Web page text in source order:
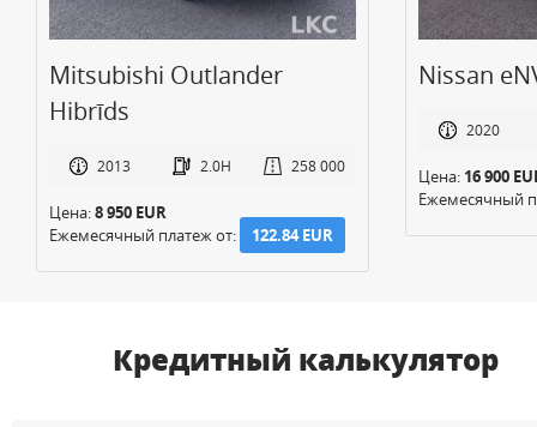
Mitsubishi Outlander
Hibrīds
2013 2.0H 258 000
Цена:8 950 EUR
Ежемесячный платеж от:
122.84 EUR
Nissan
2020
Цена:16 900 EUR
Ежемесячный
Кредитный калькулятор